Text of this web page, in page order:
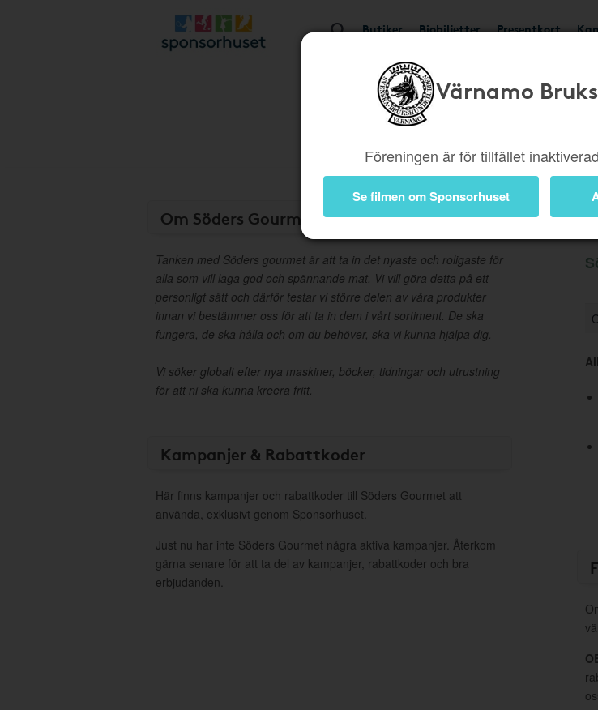
Butiker Biobiljetter Presentkort
Värnamo
Föreningen är för tillfället
Se filmen om Sponsorhuset
Om Söders Gourmet
Tanken med Söders gourmet är att ta in det nyaste och roligaste för
alla som vill laga god och spännande mat. Vi vill göra detta på ett
personligt sätt och därför testar vi större delen av våra produkter
innan vi bestämmer oss för att ta in dem i vårt sortiment. De ska
fungera, de ska hålla och om du behöver, ska vi kunna hjälpa dig.
Vi söker globalt efter nya maskiner, böcker, tidningar och utrustning
för att ni ska kunna kreera fritt.
Kampanjer & Rabattkoder
Här finns kampanjer och rabattkoder till Söders Gourmet att
använda, exklusivt genom Sponsorhuset.
Just nu har inte Söders Gourmet några aktiva kampanjer. Återkom
gärna senare för att ta del av kampanjer, rabattkoder och bra
erbjudanden.